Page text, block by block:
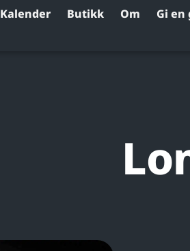
Kalender Butikk Om Gi en